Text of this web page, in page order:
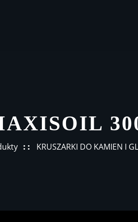
KRUSZARKI DO KAMIEN I